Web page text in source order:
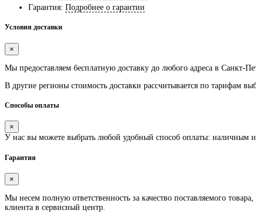
Гарантия: Подробнее о гарантии
Условия доставки
×
Мы предоставляем бесплатную доставку до любого адреса в Санкт-
В другие регионы стоимость доставки рассчитывается по тарифам
Способы оплаты
×
У нас вы можете выбрать любой удобный способ оплаты: наличным
Гарантия
×
Мы несем полную ответственность за качество поставляемого
клиента в сервисный центр.